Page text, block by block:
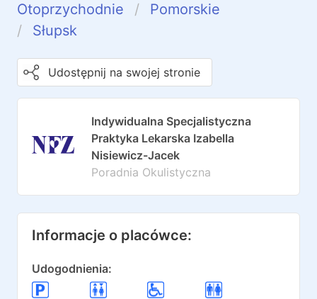
Otoprzychodnie
Pomorskie
Słupsk
Udostępnij na swojej stronie
Indywidualna Specjalistyczna
Praktyka Lekarska Izabella
Nisiewicz-Jacek
Poradnia Okulistyczna
Informacje o placówce:
Udogodnienia: